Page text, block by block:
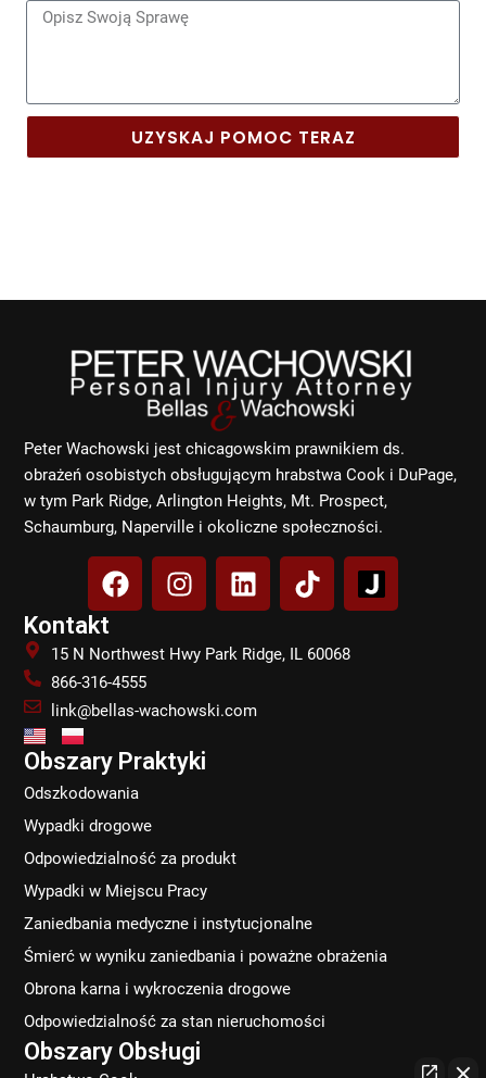
Wiadomość
UZYSKAJ POMOC TERAZ
Peter Wachowski jest chicagowskim prawnikiem ds.
obrażeń osobistych obsługującym hrabstwa Cook i DuPage,
w tym Park Ridge, Arlington Heights, Mt. Prospect,
Schaumburg, Naperville i okoliczne społeczności.
F
a
c
e
b
o
k
I
n
s
t
g
a
m
L
i
n
k
d
T
i
k
t
Kontakt
15 N Northwest Hwy Park Ridge, IL 60068
866-316-4555
link@bellas-wachowski.com
Obszary Praktyki
Odszkodowania
Wypadki drogowe
Odpowiedzialność za produkt
Wypadki w Miejscu Pracy
Zaniedbania medyczne i instytucjonalne
Śmierć w wyniku zaniedbania i poważne obrażenia
Obrona karna i wykroczenia drogowe
Odpowiedzialność za stan nieruchomości
Obszary Obsługi